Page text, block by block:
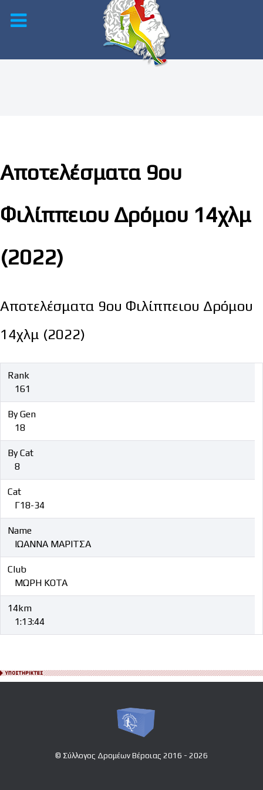
Αποτελέσματα 9ου
Φιλίππειου Δρόμου 14χλμ
(2022)
Αποτελέσματα 9ου Φιλίππειου Δρόμου
14χλμ (2022)
Rank
161
By Gen
18
By Cat
8
Cat
Γ18-34
Name
ΙΩΑΝΝΑ ΜΑΡΙΤΣΑ
Club
ΜΩΡΗ ΚΟΤΑ
14km
1:13:44
© Σύλλογος Δρομέων Βέροιας 2016 - 2026